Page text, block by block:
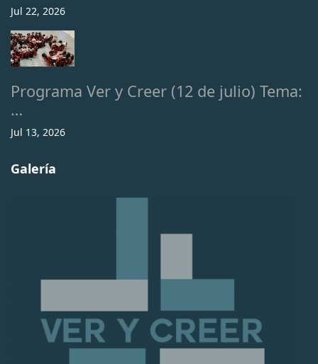
Jul 22, 2026
Programa Ver y Creer (12 de julio) Tema:
…
Jul 13, 2026
Galería